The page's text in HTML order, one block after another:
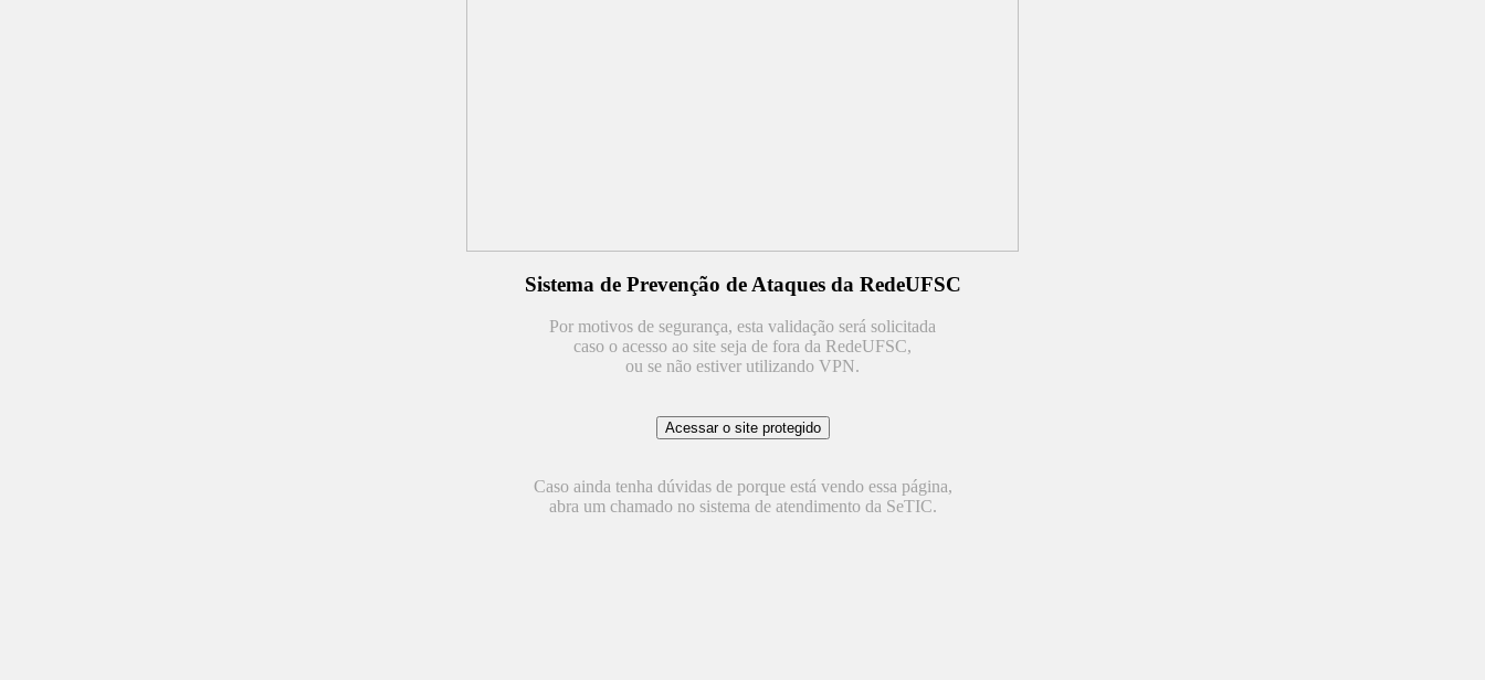
Sistema de Prevenção de Ataques da RedeUFSC
Por motivos de segurança, esta validação será solicitada
caso o acesso ao site seja de fora da RedeUFSC,
ou se não estiver utilizando VPN.
Caso ainda tenha dúvidas de porque está vendo essa página,
abra um chamado no sistema de atendimento da SeTIC.